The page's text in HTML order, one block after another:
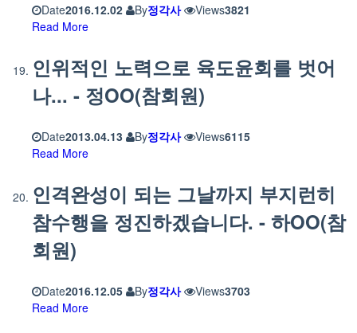
Date2016.12.02 By정각사 Views3821
Read More
인위적인 노력으로 육도윤회를 벗어
나... - 정OO(참회원)
Date2013.04.13 By정각사 Views6115
Read More
인격완성이 되는 그날까지 부지런히
참수행을 정진하겠습니다. - 하OO(참
회원)
Date2016.12.05 By정각사 Views3703
Read More